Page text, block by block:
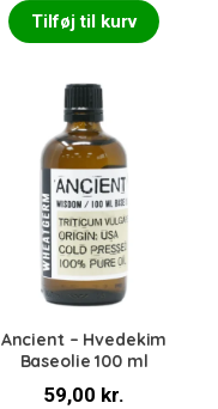
Tilføj til kurv
Ancient – Hvedekim
Baseolie 100 ml
59,00 kr.